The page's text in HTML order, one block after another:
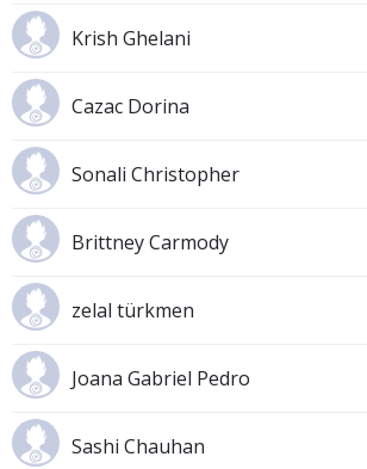
Krish Ghelani
Cazac Dorina
Sonali Christopher
Brittney Carmody
zelal türkmen
Joana Gabriel Pedro
Sashi Chauhan